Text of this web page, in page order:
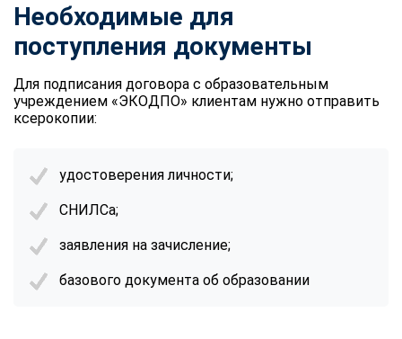
Необходимые для
поступления документы
Для подписания договора с образовательным
учреждением «ЭКОДПО» клиентам нужно отправить
ксерокопии:
удостоверения личности;
СНИЛСа;
заявления на зачисление;
базового документа об образовании